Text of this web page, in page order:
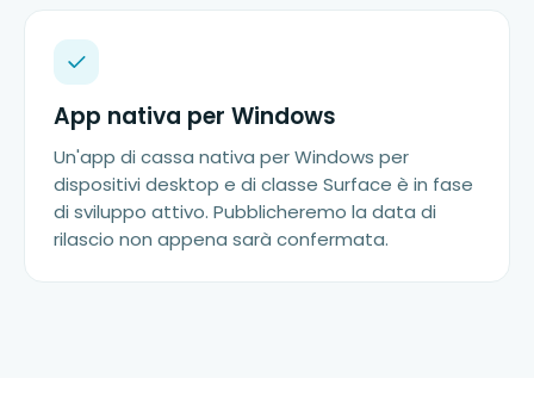
App nativa per Windows
Un'app di cassa nativa per Windows per
dispositivi desktop e di classe Surface è in fase
di sviluppo attivo. Pubblicheremo la data di
rilascio non appena sarà confermata.